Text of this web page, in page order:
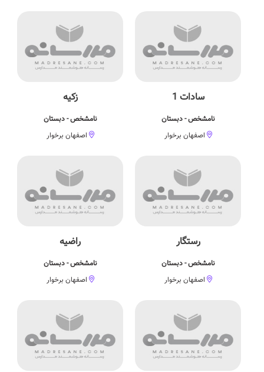
سادات 1
نامشخص - دبستان
اصفهان برخوار
زکیه
نامشخص - دبستان
اصفهان برخوار
رستگار
نامشخص - دبستان
اصفهان برخوار
راضیه
نامشخص - دبستان
اصفهان برخوار